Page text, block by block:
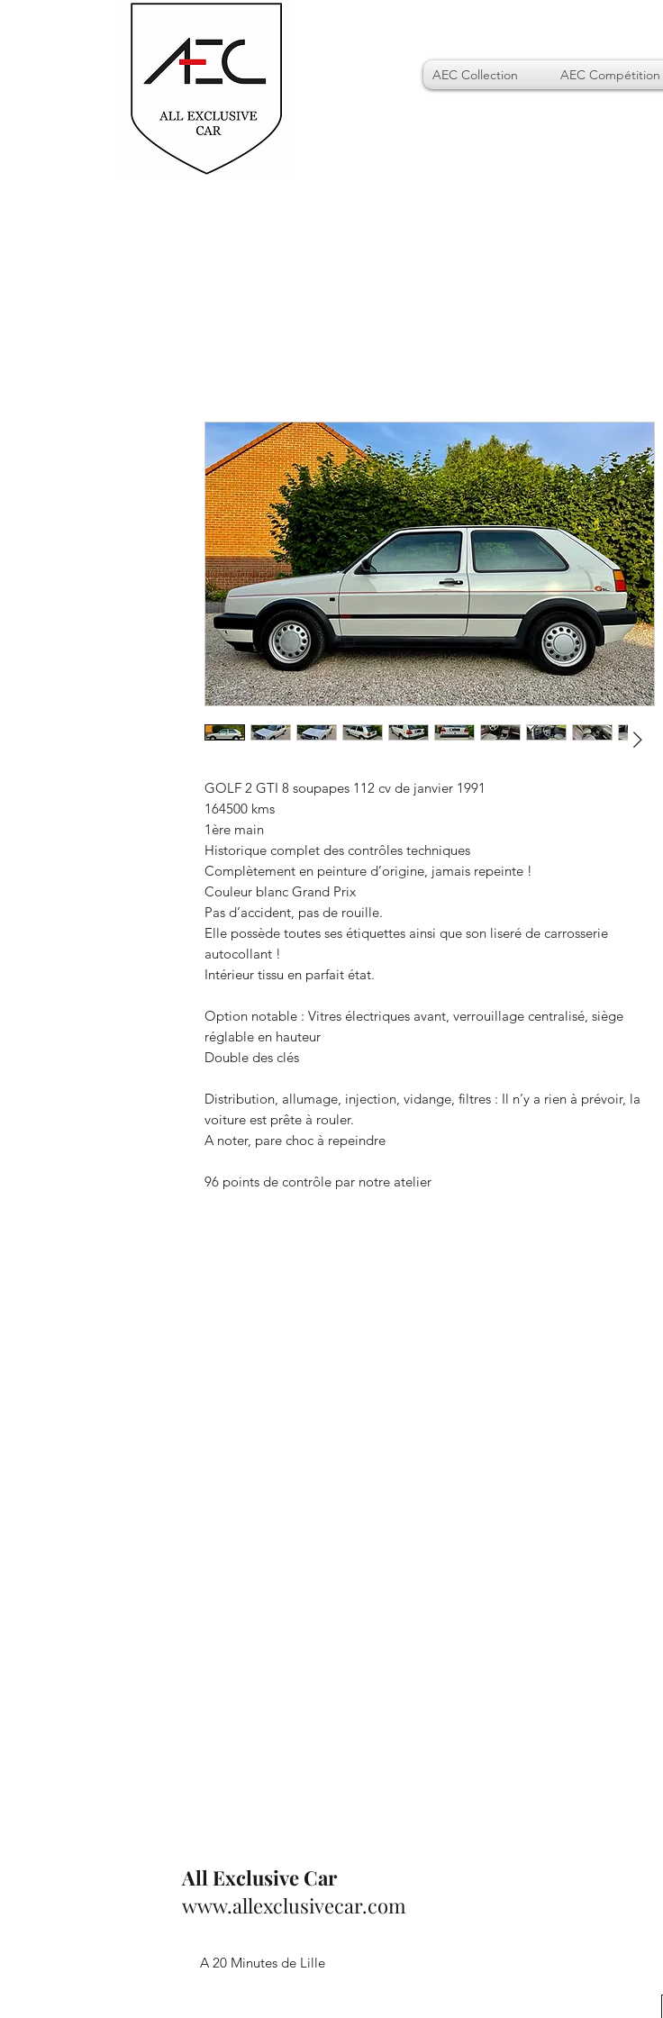
AEC Collection AEC Compétition
GOLF 2 GTI 8 soupapes 112 cv de janvier 1991
164500 kms
1ère main
Historique complet des contrôles techniques
Complètement en peinture d’origine, jamais repeinte !
Couleur blanc Grand Prix
Pas d’accident, pas de rouille.
Elle possède toutes ses étiquettes ainsi que son liseré de carrosserie
autocollant !
Intérieur tissu en parfait état.
Option notable : Vitres électriques avant, verrouillage centralisé, siège
réglable en hauteur
Double des clés
Distribution, allumage, injection, vidange, filtres : Il n’y a rien à prévoir, la
voiture est prête à rouler.
A noter, pare choc à repeindre
96 points de contrôle par notre atelier
All Exclusive Car
www.allexclusivecar.com
A 20 Minutes de Lille